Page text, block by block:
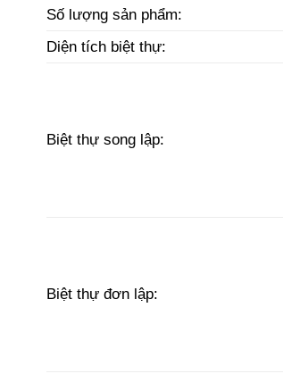
Số lượng sản phẩm:
Diện tích biệt thự:
Biệt thự song lập:
Biệt thự đơn lập: